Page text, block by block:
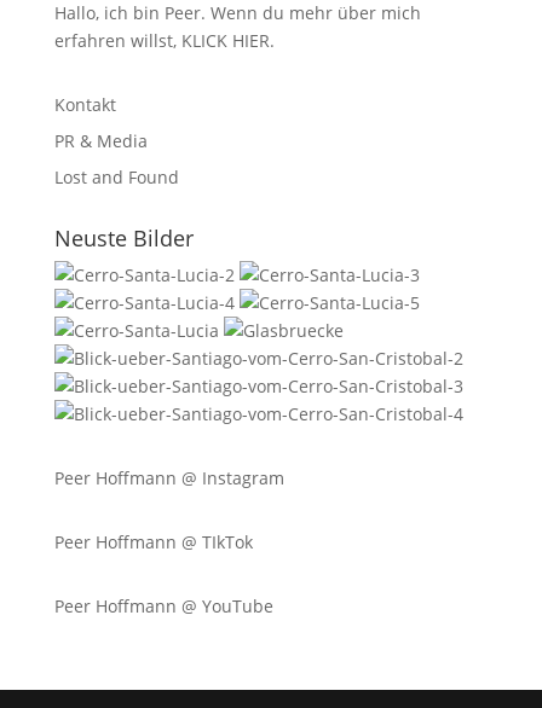
Hallo, ich bin Peer. Wenn du mehr über mich
erfahren willst, KLICK HIER.
Kontakt
PR & Media
Lost and Found
Neuste Bilder
Peer Hoffmann @ Instagram
Peer Hoffmann @ TIkTok
Peer Hoffmann @ YouTube